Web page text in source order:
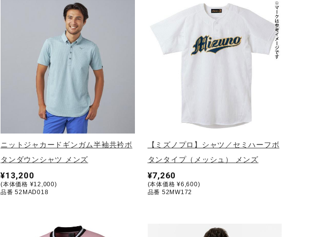
ニットジャカードギンガム半袖共衿ボ
タンダウンシャツ メンズ
¥13,200
(本体価格 ¥12,000)
品番 52MAD018
【ミズノプロ】シャツ／セミハーフボ
タンタイプ（メッシュ） メンズ
¥7,260
(本体価格 ¥6,600)
品番 52MW172